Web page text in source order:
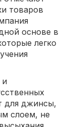
товаров
основе в
легко
и
для джинсы,
слоем, не